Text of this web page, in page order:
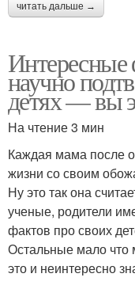
читать дальше →
Интересные
научно
детях — вы
На чтение 3 мин
Каждая мама после
жизни со своим
Ну это так она
ученые, родители
фактов про своих
Остальные мало что
это и неинтересно